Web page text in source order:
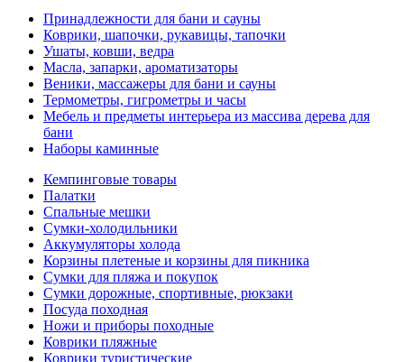
Принадлежности для бани и сауны
Коврики, шапочки, рукавицы, тапочки
Ушаты, ковши, ведра
Масла, запарки, ароматизаторы
Веники, массажеры для бани и сауны
Термометры, гигрометры и часы
Мебель и предметы интерьера из массива дерева для
бани
Наборы каминные
Кемпинговые товары
Палатки
Спальные мешки
Сумки-холодильники
Аккумуляторы холода
Корзины плетеные и корзины для пикника
Сумки для пляжа и покупок
Сумки дорожные, спортивные, рюкзаки
Посуда походная
Ножи и приборы походные
Коврики пляжные
Коврики туристические